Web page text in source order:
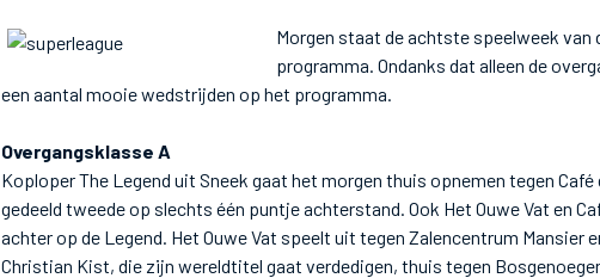
Morgen staat de achtste speelweek van
programma. Ondanks dat alleen de
een aantal mooie wedstrijden op het programma.
Overgangsklasse A
Koploper The Legend uit Sneek gaat het morgen thuis opnemen tegen
gedeeld tweede op slechts één puntje achterstand. Ook Het Ouwe Vat en
achter op de Legend. Het Ouwe Vat speelt uit tegen Zalencentrum Mansier
Christian Kist, die zijn wereldtitel gaat verdedigen, thuis tegen